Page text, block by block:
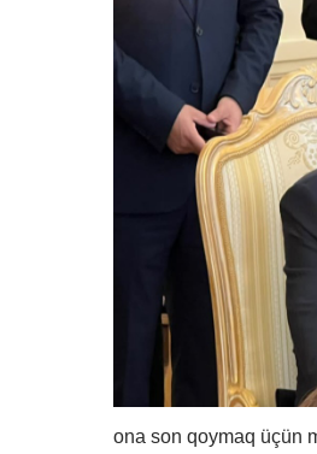
ona son qoymaq üçün